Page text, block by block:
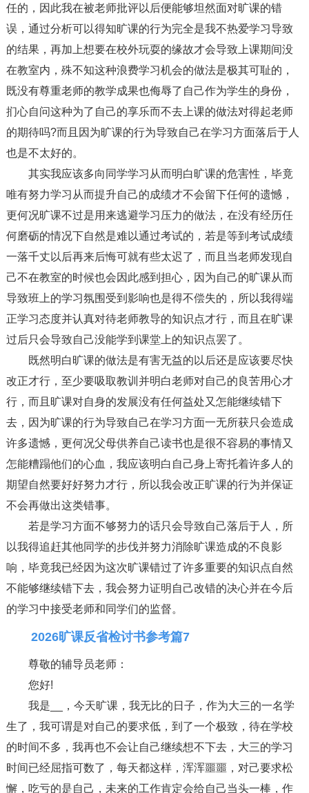
任的，因此我在被老师批评以后便能够坦然面对旷课的错
误，通过分析可以得知旷课的行为完全是我不热爱学习导致
的结果，再加上想要在校外玩耍的缘故才会导致上课期间没
在教室内，殊不知这种浪费学习机会的做法是极其可耻的，
既没有尊重老师的教学成果也侮辱了自己作为学生的身份，
扪心自问这种为了自己的享乐而不去上课的做法对得起老师
的期待吗?而且因为旷课的行为导致自己在学习方面落后于人
也是不太好的。
其实我应该多向同学学习从而明白旷课的危害性，毕竟
唯有努力学习从而提升自己的成绩才不会留下任何的遗憾，
更何况旷课不过是用来逃避学习压力的做法，在没有经历任
何磨砺的情况下自然是难以通过考试的，若是等到考试成绩
一落千丈以后再来后悔可就有些太迟了，而且当老师发现自
己不在教室的时候也会因此感到担心，因为自己的旷课从而
导致班上的学习氛围受到影响也是得不偿失的，所以我得端
正学习态度并认真对待老师教导的知识点才行，而且在旷课
过后只会导致自己没能学到课堂上的知识点罢了。
既然明白旷课的做法是有害无益的以后还是应该要尽快
改正才行，至少要吸取教训并明白老师对自己的良苦用心才
行，而且旷课对自身的发展没有任何益处又怎能继续错下
去，因为旷课的行为导致自己在学习方面一无所获只会造成
许多遗憾，更何况父母供养自己读书也是很不容易的事情又
怎能糟蹋他们的心血，我应该明白自己身上寄托着许多人的
期望自然要好好努力才行，所以我会改正旷课的行为并保证
不会再做出这类错事。
若是学习方面不够努力的话只会导致自己落后于人，所
以我得追赶其他同学的步伐并努力消除旷课造成的不良影
响，毕竟我已经因为这次旷课错过了许多重要的知识点自然
不能够继续错下去，我会努力证明自己改错的决心并在今后
的学习中接受老师和同学们的监督。
2026旷课反省检讨书参考篇7
尊敬的辅导员老师：
您好!
我是__，今天旷课，我无比的日子，作为大三的一名学
生了，我可谓是对自己的要求低，到了一个极致，待在学校
的时间不多，我再也不会让自己继续想不下去，大三的学习
时间已经屈指可数了，每天都这样，浑浑噩噩，对己要求松
懈，吃亏的是自己，未来的工作肯定会给自己当头一棒，作